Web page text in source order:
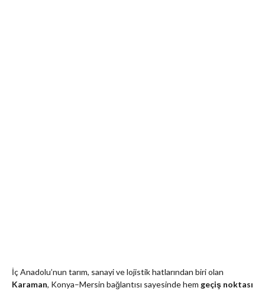
İç Anadolu’nun tarım, sanayi ve lojistik hatlarından biri olan
Karaman, Konya–Mersin bağlantısı sayesinde hem geçiş noktası